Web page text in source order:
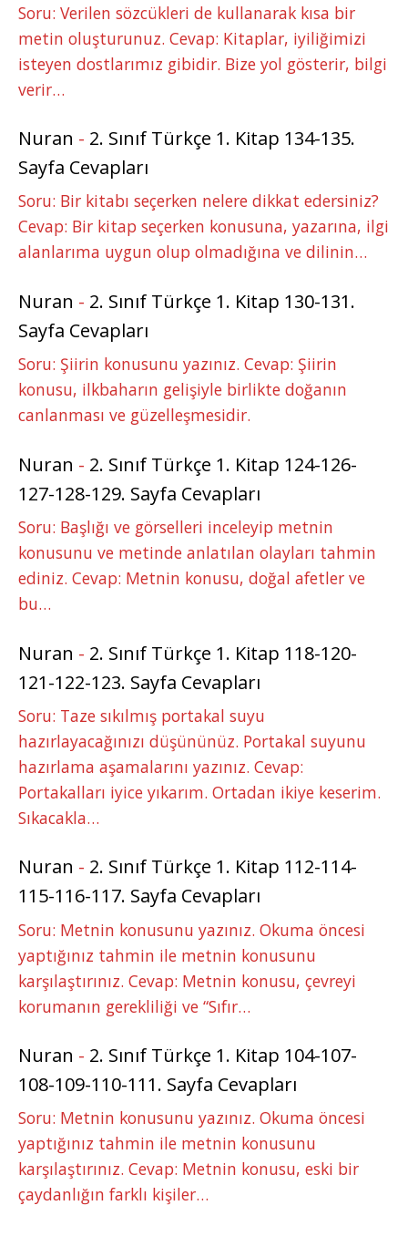
Soru: Verilen sözcükleri de kullanarak kısa bir
metin oluşturunuz. Cevap: Kitaplar, iyiliğimizi
isteyen dostlarımız gibidir. Bize yol gösterir, bilgi
verir…
Nuran - 2. Sınıf Türkçe 1. Kitap 134-135.
Sayfa Cevapları
Soru: Bir kitabı seçerken nelere dikkat edersiniz?
Cevap: Bir kitap seçerken konusuna, yazarına, ilgi
alanlarıma uygun olup olmadığına ve dilinin…
Nuran - 2. Sınıf Türkçe 1. Kitap 130-131.
Sayfa Cevapları
Soru: Şiirin konusunu yazınız. Cevap: Şiirin
konusu, ilkbaharın gelişiyle birlikte doğanın
canlanması ve güzelleşmesidir.
Nuran - 2. Sınıf Türkçe 1. Kitap 124-126-
127-128-129. Sayfa Cevapları
Soru: Başlığı ve görselleri inceleyip metnin
konusunu ve metinde anlatılan olayları tahmin
ediniz. Cevap: Metnin konusu, doğal afetler ve
bu…
Nuran - 2. Sınıf Türkçe 1. Kitap 118-120-
121-122-123. Sayfa Cevapları
Soru: Taze sıkılmış portakal suyu
hazırlayacağınızı düşününüz. Portakal suyunu
hazırlama aşamalarını yazınız. Cevap:
Portakalları iyice yıkarım. Ortadan ikiye keserim.
Sıkacakla…
Nuran - 2. Sınıf Türkçe 1. Kitap 112-114-
115-116-117. Sayfa Cevapları
Soru: Metnin konusunu yazınız. Okuma öncesi
yaptığınız tahmin ile metnin konusunu
karşılaştırınız. Cevap: Metnin konusu, çevreyi
korumanın gerekliliği ve “Sıfır…
Nuran - 2. Sınıf Türkçe 1. Kitap 104-107-
108-109-110-111. Sayfa Cevapları
Soru: Metnin konusunu yazınız. Okuma öncesi
yaptığınız tahmin ile metnin konusunu
karşılaştırınız. Cevap: Metnin konusu, eski bir
çaydanlığın farklı kişiler…